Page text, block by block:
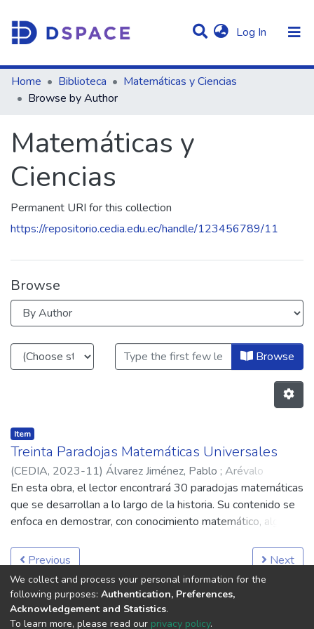
Log In (current)
Communities & Collections
All of DSpace
Home Biblioteca
Matemáticas y Ciencias
Browse by Author
Matemáticas y
Ciencias
Permanent URI for this collection
https://repositorio.cedia.edu.ec/handle/123456789/11
Browse
Matemáticas y Ciencias Browse
Item
Treinta Paradojas Matemáticas Universales
(CEDIA, 2023-11) Álvarez Jiménez, Pablo ; Arévalo
Luzuriaga, Marcelo;Bossano Cueva, José;Calderón Valle,
Roberto;Díaz Matailo Cristian; García Arcos, Joe;García
Mancero, Vicente;Llerena Aguilar, Carlos;Sarango Cuenca,
Smirnova, Marina
Valencia Quezada,
Miguel
En esta obra, el lector encontrará 30 paradojas matemáticas
que se desarrollan a lo largo de la historia. Su contenido se
enfoca en demostrar, con conocimiento matemático, algunas
diversas vivencias y en distintas ubicaciones geográficas.
Varios de los acontecimientos, que se presentan a
continuación, están relacionados con hechos reales e
imaginativos de los autores, considerando distintas
referencias bibliográficas muy bien investigadas. El objetivo
Previous Next
We collect and process your personal information for the
following purposes: Authentication, Preferences,
Acknowledgement and Statistics.
To learn more, please read our privacy policy.